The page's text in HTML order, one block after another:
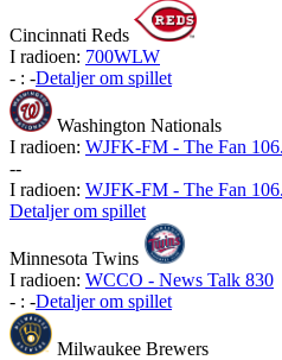
Cincinnati Reds
I radioen: 700WLW
- : -Detaljer om spillet
Washington Nationals
I radioen: WJFK-FM - The Fan
--
I radioen: WJFK-FM - The Fan
Detaljer om spillet
Minnesota Twins
I radioen: WCCO - News Talk 830
- : -Detaljer om spillet
Milwaukee Brewers